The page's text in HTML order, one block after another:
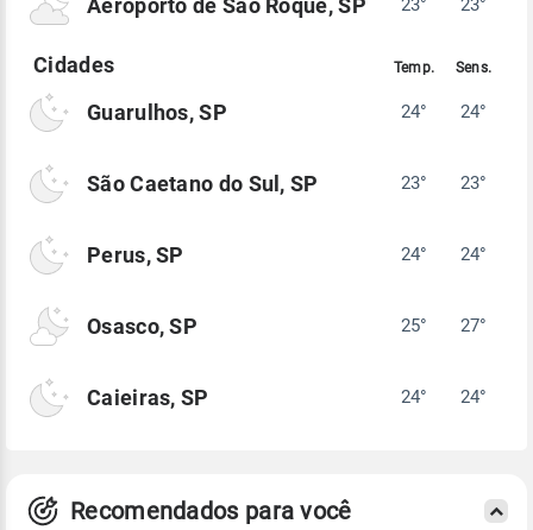
Guarulhos, SP 24° 24°
São Caetano do Sul, SP 23° 23°
Perus, SP 24° 24°
Osasco, SP 25° 27°
Caieiras, SP 24° 24°
Recomendados para você